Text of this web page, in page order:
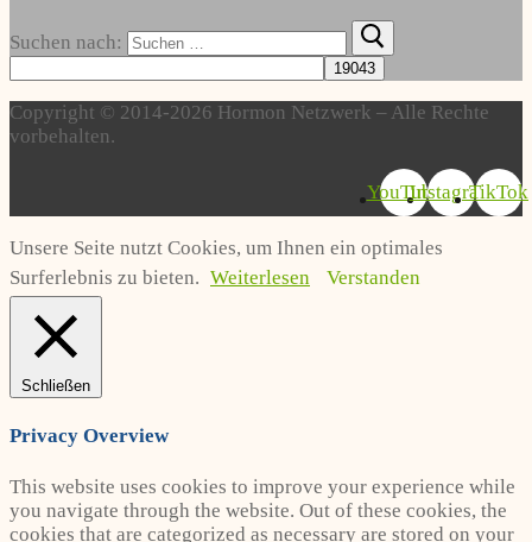
Suchen nach:
Copyright © 2014-2026 Hormon Netzwerk – Alle Rechte
vorbehalten.
YouTubeInstagramTikTok
Unsere Seite nutzt Cookies, um Ihnen ein optimales
Surferlebnis zu bieten. Weiterlesen Verstanden
Schließen
Privacy Overview
This website uses cookies to improve your experience while
you navigate through the website. Out of these cookies, the
cookies that are categorized as necessary are stored on your